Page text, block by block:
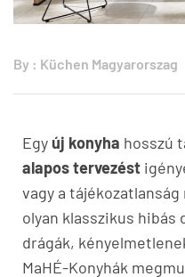
By : Küchen Magyarorszag
Egyúj konyha hosszú
alapos tervezést
vagy a
olyan klasszikus hibás
drágák,
MaHÉ-Konyhák